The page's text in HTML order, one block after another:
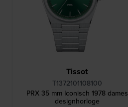
Tissot
T1372101108100
PRX 35 mm Iconisch 1978 dames
designhorloge